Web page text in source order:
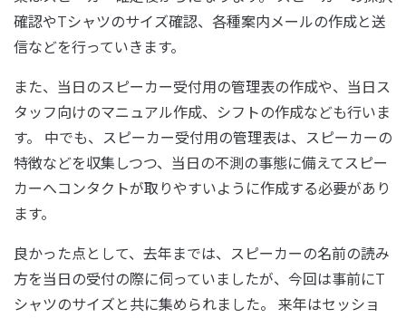
確認やTシャツのサイズ確認、各種案内メールの作成と送
信などを行っていきます。
また、当日のスピーカー受付用の管理表の作成や、当日ス
タッフ向けのマニュアル作成、シフトの作成なども行いま
す。 中でも、スピーカー受付用の管理表は、スピーカーの
特徴などを収集しつつ、当日の不測の事態に備えてスピー
カーへコンタクトが取りやすいように作成する必要があり
ます。
良かった点として、去年までは、スピーカーの名前の読み
方を当日の受付の際に伺っていましたが、今回は事前にT
シャツのサイズと共に集められました。 来年はセッショ